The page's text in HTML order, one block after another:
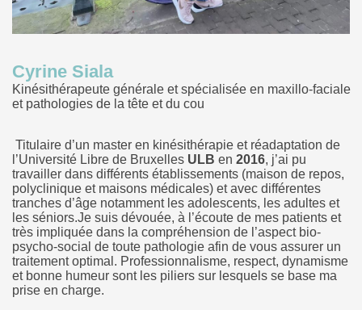
Cyrine Siala
Kinésithérapeute générale et spécialisée en maxillo-faciale
et pathologies de la tête et du cou
Titulaire d’un master en kinésithérapie et réadaptation de
l’Université Libre de Bruxelles ULB en 2016, j’ai pu
travailler dans différents établissements (maison de repos,
polyclinique et maisons médicales) et avec différentes
tranches d’âge notamment les adolescents, les adultes et
les séniors.Je suis dévouée, à l’écoute de mes patients et
très impliquée dans la compréhension de l’aspect bio-
psycho-social de toute pathologie afin de vous assurer un
traitement optimal. Professionnalisme, respect, dynamisme
et bonne humeur sont les piliers sur lesquels se base ma
prise en charge.